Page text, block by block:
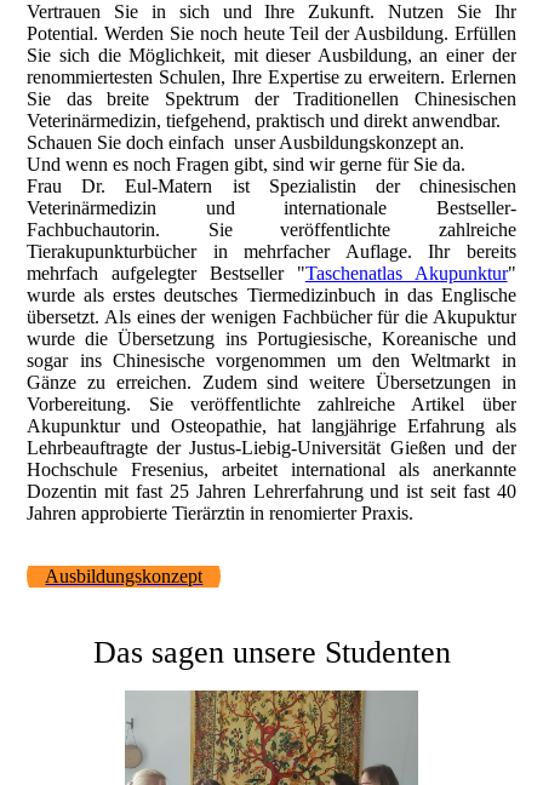
Vertrauen Sie in sich und Ihre Zukunft. Nutzen Sie Ihr
Potential. Werden Sie noch heute Teil der Ausbildung. Erfüllen
Sie sich die Möglichkeit, mit dieser Ausbildung, an einer der
renommiertesten Schulen, Ihre Expertise zu erweitern. Erlernen
Sie das breite Spektrum der Traditionellen Chinesischen
Veterinärmedizin, tiefgehend, praktisch und direkt anwendbar.
Schauen Sie doch einfach unser Ausbildungskonzept an.
Und wenn es noch Fragen gibt, sind wir gerne für Sie da.
Frau Dr. Eul-Matern ist Spezialistin der chinesischen
Veterinärmedizin und internationale Bestseller-
Fachbuchautorin. Sie veröffentlichte zahlreiche
Tierakupunkturbücher in mehrfacher Auflage. Ihr bereits
mehrfach aufgelegter Bestseller "Taschenatlas Akupunktur"
wurde als erstes deutsches Tiermedizinbuch in das Englische
übersetzt. Als eines der wenigen Fachbücher für die Akupuktur
wurde die Übersetzung ins Portugiesische, Koreanische und
sogar ins Chinesische vorgenommen um den Weltmarkt in
Gänze zu erreichen. Zudem sind weitere Übersetzungen in
Vorbereitung. Sie veröffentlichte zahlreiche Artikel über
Akupunktur und Osteopathie, hat langjährige Erfahrung als
Lehrbeauftragte der Justus-Liebig-Universität Gießen und der
Hochschule Fresenius, arbeitet international als anerkannte
Dozentin mit fast 25 Jahren Lehrerfahrung und ist seit fast 40
Jahren approbierte Tierärztin in renomierter Praxis.
Ausbildungskonzept
Das sagen unsere Studenten